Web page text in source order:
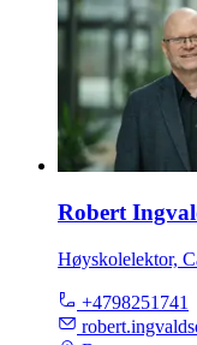
Robert
Høyskolelektor,
+4798251741